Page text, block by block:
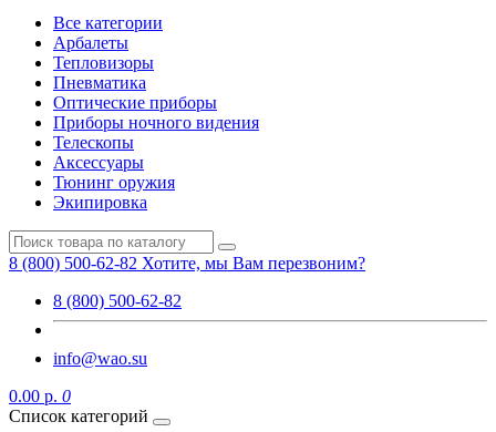
Все категории
Арбалеты
Тепловизоры
Пневматика
Оптические приборы
Приборы ночного видения
Телескопы
Аксессуары
Тюнинг оружия
Экипировка
8 (800) 500-62-82 Хотите, мы Вам перезвоним?
8 (800) 500-62-82
info@wao.su
0.00 р. 0
Список категорий